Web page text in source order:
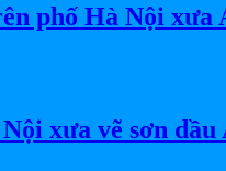
phố Hà Nội xưa
xưa vẽ sơn dầu